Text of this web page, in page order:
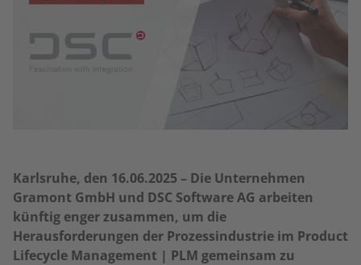
Karlsruhe, den 16.06.2025 – Die Unternehmen
Gramont GmbH und DSC Software AG arbeiten
künftig enger zusammen, um die
Herausforderungen der Prozessindustrie im Product
Lifecycle Management | PLM gemeinsam zu